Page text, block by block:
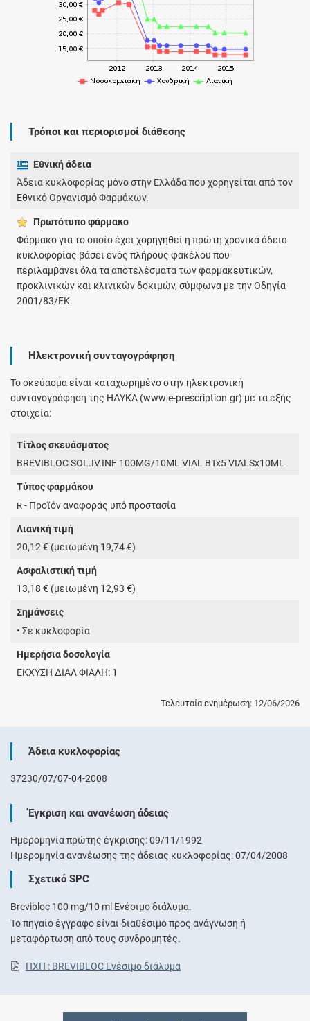
Τρόποι και περιορισμοί διάθεσης
Εθνική άδεια
Άδεια κυκλοφορίας μόνο στην Ελλάδα που χορηγείται από τον
Εθνικό Οργανισμό Φαρμάκων.
Πρωτότυπο φάρμακo
Φάρμακο για το οποίο έχει χορηγηθεί η πρώτη χρονικά άδεια
κυκλοφορίας βάσει ενός πλήρους φακέλου που
περιλαμβάνει όλα τα αποτελέσματα των φαρμακευτικών,
προκλινικών και κλινικών δοκιμών, σύμφωνα με την Οδηγία
2001/83/ΕΚ.
Ηλεκτρονική συνταγογράφηση
Το σκεύασμα είναι καταχωρημένο στην ηλεκτρονική
συνταγογράφηση της ΗΔΥΚΑ (www.e-prescription.gr) με τα εξής
στοιχεία:
Τίτλος σκευάσματος
BREVIBLOC SOL.IV.INF 100MG/10ML VIAL BTx5 VIALSx10ML
Τύπος φαρμάκου
R - Προϊόν αναφοράς υπό προστασία
Λιανική τιμή
20,12 € (μειωμένη 19,74 €)
Ασφαλιστική τιμή
13,18 € (μειωμένη 12,93 €)
Σημάνσεις
• Σε κυκλοφορία
Ημερήσια δοσολογία
ΕΚΧΥΣΗ ΔΙΑΛ ΦΙΑΛΗ: 1
Τελευταία ενημέρωση: 12/06/2026
Άδεια κυκλοφορίας
37230/07/07-04-2008
Έγκριση και ανανέωση άδειας
Ημερομηνία πρώτης έγκρισης: 09/11/1992
Ημερομηνία ανανέωσης της άδειας κυκλοφορίας: 07/04/2008
Σχετικό SPC
Brevibloc 100 mg/10 ml Ενέσιμο διάλυμα.
Το πηγαίο έγγραφο είναι διαθέσιμο προς ανάγνωση ή
μεταφόρτωση από τους συνδρομητές.
ΠΧΠ : BREVIBLOC Ενέσιμο διάλυμα